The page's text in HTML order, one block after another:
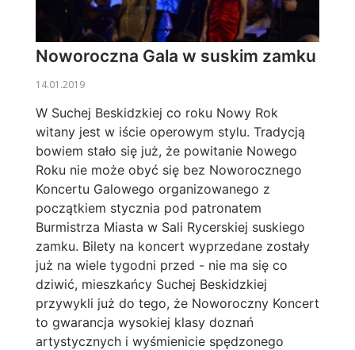
Noworoczna Gala w suskim zamku
14.01.2019
W Suchej Beskidzkiej co roku Nowy Rok
witany jest w iście operowym stylu. Tradycją
bowiem stało się już, że powitanie Nowego
Roku nie może obyć się bez Noworocznego
Koncertu Galowego organizowanego z
początkiem stycznia pod patronatem
Burmistrza Miasta w Sali Rycerskiej suskiego
zamku. Bilety na koncert wyprzedane zostały
już na wiele tygodni przed - nie ma się co
dziwić, mieszkańcy Suchej Beskidzkiej
przywykli już do tego, że Noworoczny Koncert
to gwarancja wysokiej klasy doznań
artystycznych i wyśmienicie spędzonego